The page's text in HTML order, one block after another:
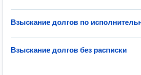
Взыскание долгов по
Взыскание долгов без расписки